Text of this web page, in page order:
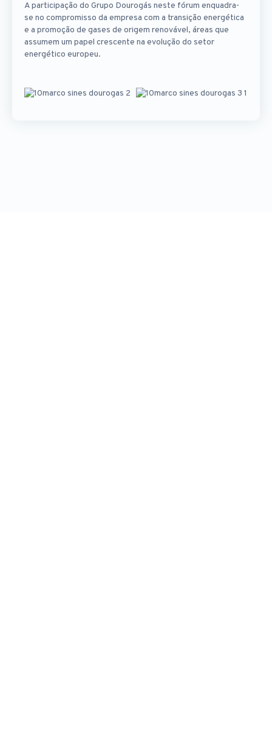
A participação do Grupo Dourogás neste fórum enquadra-
se no compromisso da empresa com a transição energética
e a promoção de gases de origem renovável, áreas que
assumem um papel crescente na evolução do setor
energético europeu.